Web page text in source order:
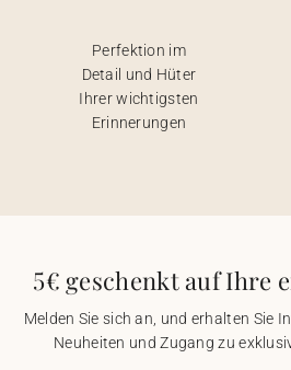
Perfektion im
Detail und Hüter
Ihrer wichtigsten
Erinnerungen
5€ geschenkt auf Ihre
Melden Sie sich an, und erhalten Sie
Neuheiten und Zugang zu